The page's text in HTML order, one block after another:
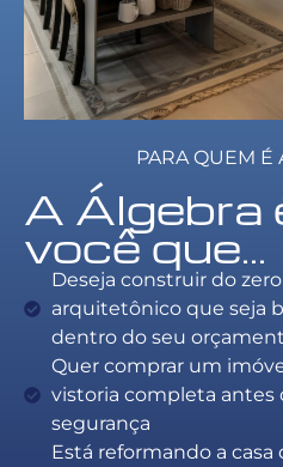
PARA QUEM É
A Álgebra
você que…
Deseja construir do
arquitetônico que seja
dentro do seu
Quer comprar um
vistoria completa antes
segurança
Está reformando a